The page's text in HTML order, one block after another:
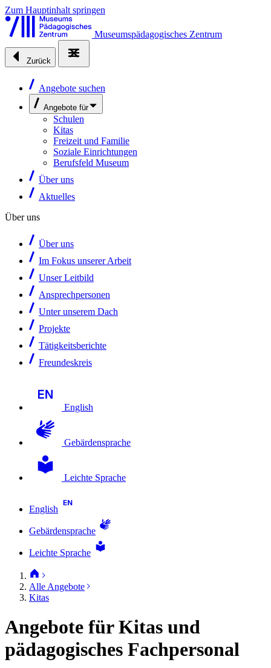
Zum Hauptinhalt springen
Museumspädagogisches Zentrum
Zurück
Angebote suchen
Angebote für
Schulen
Kitas
Freizeit und Familie
Soziale Einrichtungen
Berufsfeld Museum
Über uns
Aktuelles
Über uns
Über uns
Im Fokus unserer Arbeit
Unser Leitbild
Ansprechpersonen
Unter unserem Dach
Projekte
Tätigkeitsberichte
Freundeskreis
English
Gebärdensprache
Leichte Sprache
English
Gebärdensprache
Leichte Sprache
Alle Angebote
Kitas
Angebote für Kitas und
pädagogisches Fachpersonal